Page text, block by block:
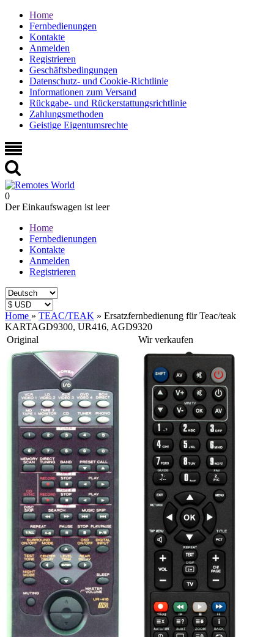
Home
Fernbedienungen
Kontakte
Anmelden
Registrieren
Geschäftsbedingungen
Datenschutz- und Cookie-Richtlinie
Informationen zum Versand
Rückgabe- und Rückerstattungsrichtlinie
Zahlungsmethoden
Geistige Eigentumsrechte
0
Der Einkaufswagen ist leer
Home
Fernbedienungen
Kontakte
Anmelden
Registrieren
Home » TEAC/TEAK » Ersatzfernbedienung für Teac/teak
KARTAGD9300, UR416, AGD9320
Original
Wir verkaufen